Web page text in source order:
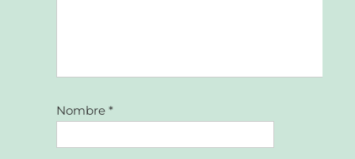
Nombre*